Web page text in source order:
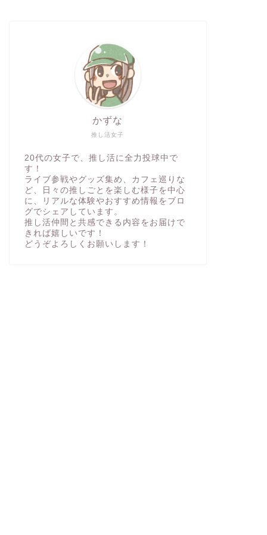
推し活女子
かずな
20代の女子で、推し活に全力投球中で
す！
ライブ参戦やグッズ集め、カフェ巡りな
ど、日々の推しごとを楽しむ様子を中心
に、リアルな体験やおすすめ情報をブロ
グでシェアしています。
推し活仲間と共感できる内容をお届けで
きれば嬉しいです！
どうぞよろしくお願いします！